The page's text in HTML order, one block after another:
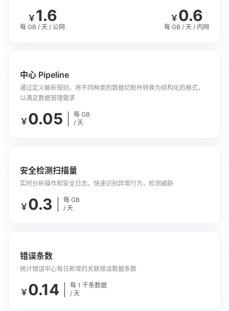
￥ 1.6
每 GB / 天 / 公网
￥ 0.6
每 GB / 天 / 内网
中心 Pipeline
通过定义解析规则，将不同种类的数据切割并转换为结构化的格式，
以满足数据管理需求
￥ 0.05
每 GB
/ 天
安全检测扫描量
实时分析操作和安全日志，快速识别异常行为，检测威胁
￥ 0.3
每 GB
/ 天
错误条数
统计错误中心每日新增的关联错误数据条数
￥ 0.14
每 1 千条数据
/ 天